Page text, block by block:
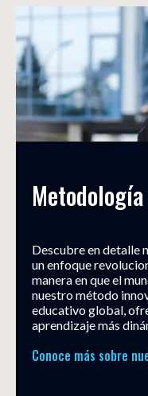
Descubre en detalle
un enfoque
manera en que el
nuestro método
educativo global,
aprendizaje más
Conoce más sobre